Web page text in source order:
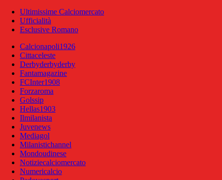
Ultimissime Calciomercato
Ufficialità
Esclusive Romano
Calcionapoli1926
Cittaceleste
Derbyderbyderby
Fantamagazine
FCInter1908
Forzaroma
Golssip
Hellas1903
Ilmilanista
Juvenews
Mediagol
Milanistichannel
Mondoudinese
Notiziecalciomercato
Numericalcio